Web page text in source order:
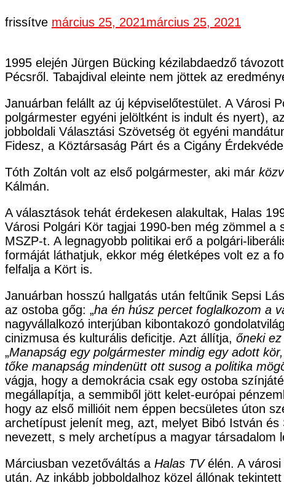
frissítve március 25, 2021március 25, 2021
1995 elején Jürgen Bücking kézilabdaedző
Pécsről. Tabajdival eleinte nem jöttek az
Januárban felállt az új képviselőtestület. A Városi
polgármester egyéni jelöltként is indult és nyert),
jobboldali Választási Szövetség öt egyéni
Fidesz, a Köztársaság Párt és a Cigány
Tóth Zoltán volt az első polgármester, aki már
Kálmán.
A választások tehát érdekesen alakultak, Halas
Városi Polgári Kör tagjai 1990-ben még zömmel
MSZP-t. A legnagyobb politikai erő a polgári-
formáját láthatjuk, ekkor még életképes volt ez a
felfalja a Kört is.
Januárban hosszú hallgatás után feltűnik Sepsi
az ostoba gőg: „ha én húsz percet foglalkozom a
nagyvállalkozó interjúban kibontakozó
cinizmusa és kulturális deficitje. Azt állítja, őneki
„Manapság egy polgármester mindig egy adott
tőke manapság mindenütt ott susog a politika
vágja, hogy a demokrácia csak egy ostoba
megállapítja, a semmiből jött kelet-európai
hogy az első millióit nem éppen becsületes úton
archetípust jelenít meg, azt, melyet Bibó István és
nevezett, s mely archetípus a magyar társadalom
Márciusban vezetőváltás a Halas TVélén. A városi
után. Az inkább jobboldalhoz közel állónak